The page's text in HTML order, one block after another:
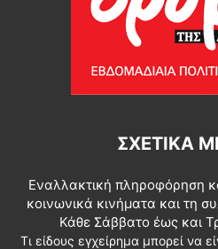
ΣΧΕΤΙΚΆ
Εναλλακτική πληροφόρηση
κοινωνικά κινήματα και τη
Κάθε Σάββατο έως και
Τι είδους εγχείρημα μπορεί να